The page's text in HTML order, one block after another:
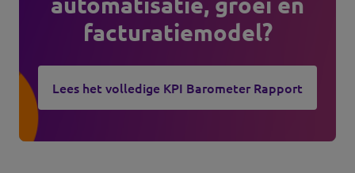
facturatiemodel?
Lees het volledige KPI Barometer Rapport